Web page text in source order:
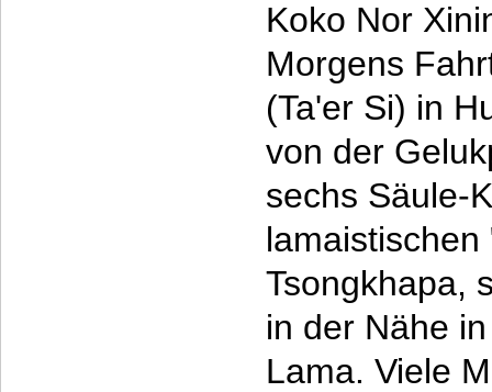
Koko Nor
Morgens
(Ta'er Si) in
von der
sechs Säule-
Tsongkhapa,
in der Nähe
Lama. Viele